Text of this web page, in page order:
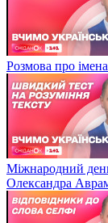
Розмова про
Міжнародний день
Олександра